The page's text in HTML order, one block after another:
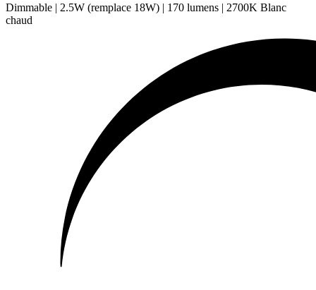
Dimmable | 2.5W (remplace 18W) | 170 lumens | 2700K Blanc
chaud